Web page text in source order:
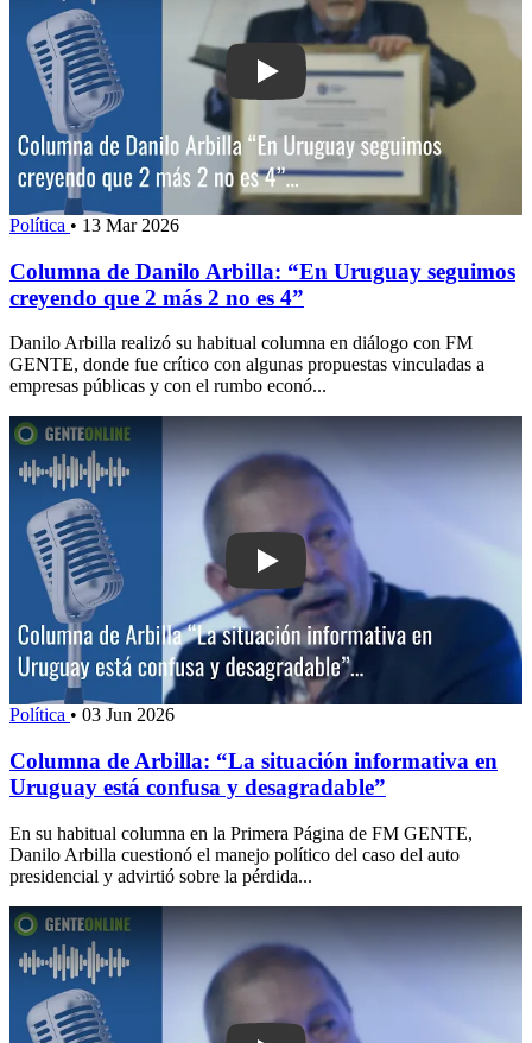
Play: Columna de Danilo Arbilla: “En
Política • 13 Mar 2026
Columna de Danilo Arbilla: “En Uruguay seguimos
creyendo que 2 más 2 no es 4”
Danilo Arbilla realizó su habitual columna en diálogo con FM
GENTE, donde fue crítico con algunas propuestas vinculadas a
empresas públicas y con el rumbo econó...
Play: Columna de Arbilla: “La
Política • 03 Jun 2026
Columna de Arbilla: “La situación informativa en
Uruguay está confusa y desagradable”
En su habitual columna en la Primera Página de FM GENTE,
Danilo Arbilla cuestionó el manejo político del caso del auto
presidencial y advirtió sobre la pérdida...